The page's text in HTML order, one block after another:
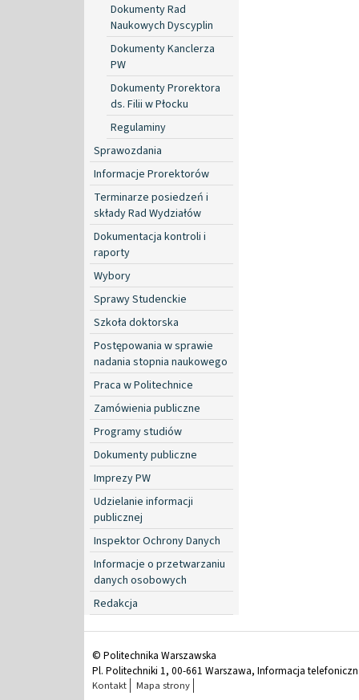
Dokumenty Rad
Naukowych Dyscyplin
Dokumenty Kanclerza
PW
Dokumenty Prorektora
ds. Filii w Płocku
Regulaminy
Sprawozdania
Informacje Prorektorów
Terminarze posiedzeń i
składy Rad Wydziałów
Dokumentacja kontroli i
raporty
Wybory
Sprawy Studenckie
Szkoła doktorska
Postępowania w sprawie
nadania stopnia naukowego
Praca w Politechnice
Zamówienia publiczne
Programy studiów
Dokumenty publiczne
Imprezy PW
Udzielanie informacji
publicznej
Inspektor Ochrony Danych
Informacje o przetwarzaniu
danych osobowych
Redakcja
© Politechnika Warszawska
Pl. Politechniki 1, 00-661 Warszawa, Informacja
Kontakt Mapa strony